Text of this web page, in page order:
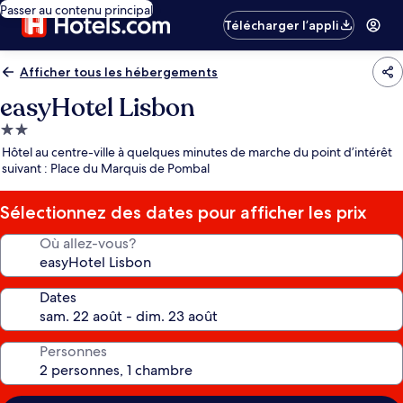
Passer au contenu principal
Télécharger l’appli
Afficher tous les hébergements
easyHotel Lisbon
Hébergement
2.0 étoiles
Hôtel au centre-ville à quelques minutes de marche du point d’intérêt
suivant : Place du Marquis de Pombal
Sélectionnez des dates pour afficher les prix
Où allez-vous?
Dates
Personnes